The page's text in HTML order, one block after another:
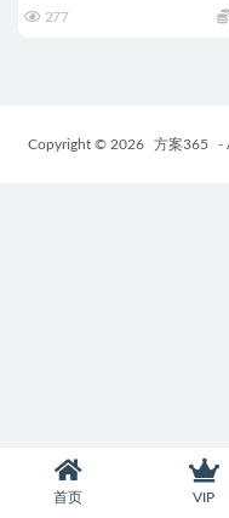
277
Copyright © 2026 方案365 -
首页 VIP